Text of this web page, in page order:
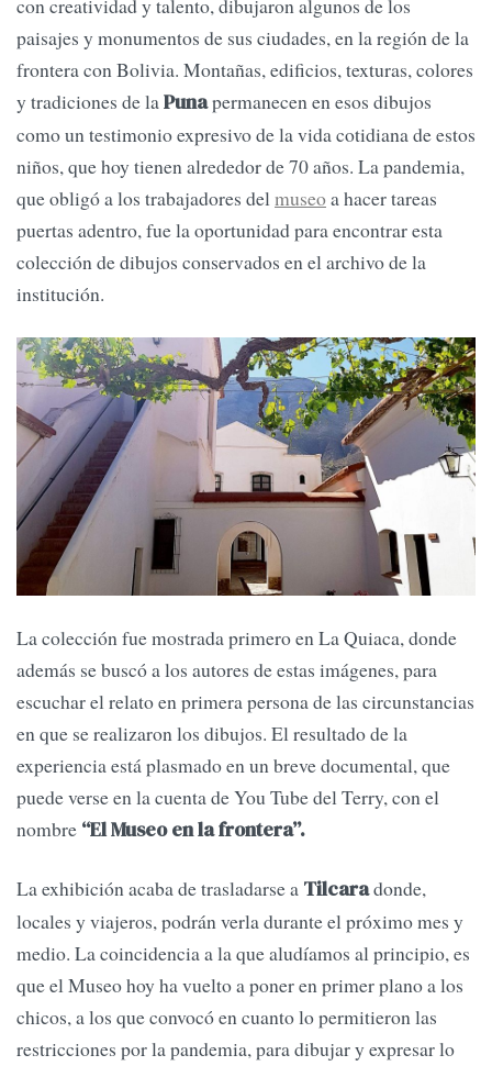
con creatividad y talento, dibujaron algunos de los
paisajes y monumentos de sus ciudades, en la región de la
frontera con Bolivia. Montañas, edificios, texturas, colores
y tradiciones de laPunapermanecen en esos dibujos
como un testimonio expresivo de la vida cotidiana de estos
niños, que hoy tienen alrededor de 70 años. La pandemia,
que obligó a los trabajadores delmuseoa hacer tareas
puertas adentro, fue la oportunidad para encontrar esta
colección de dibujos conservados en el archivo de la
institución.
La colección fue mostrada primero en La Quiaca, donde
además se buscó a los autores de estas imágenes, para
escuchar el relato en primera persona de las circunstancias
en que se realizaron los dibujos. El resultado de la
experiencia está plasmado en un breve documental, que
puede verse en la cuenta de You Tube del Terry, con el
nombre “El Museo en la frontera”.
La exhibición acaba de trasladarse a Tilcaradonde,
locales y viajeros, podrán verla durante el próximo mes y
medio. La coincidencia a la que aludíamos al principio, es
que el Museo hoy ha vuelto a poner en primer plano a los
chicos, a los que convocó en cuanto lo permitieron las
restricciones por la pandemia, para dibujar y expresar lo